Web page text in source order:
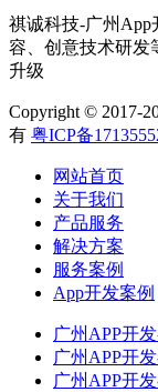
祺诚科技-广州App
容、创意技术研发
升级
Copyright © 2017-
有 粤ICP备
网站首页
关于我们
产品服务
解决方案
服务案例
App开发案例
广州APP开
广州APP开
广州APP开